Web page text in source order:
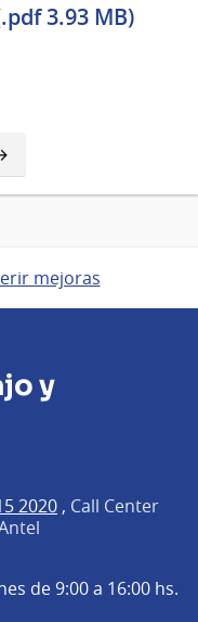
3.93 MB)
mejoras
y
2020 , Call Center
de 9:00 a 16:00 hs.